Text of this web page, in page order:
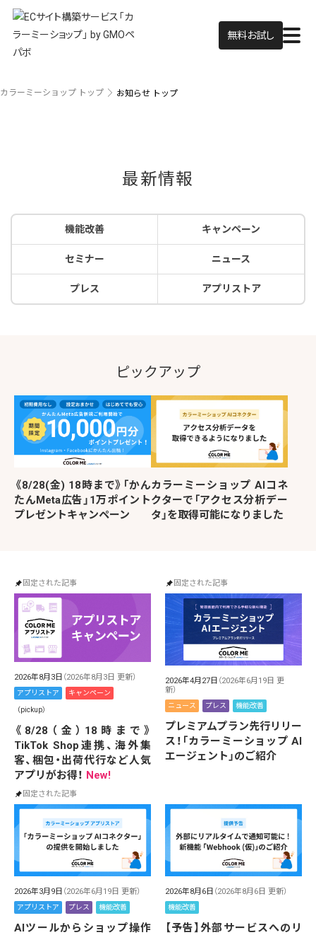
無料お試し
カラーミーショップ トップ お知らせ トップ
最新情報
機能改善 キャンペーン
セミナー ニュース
プレス アプリストア
ピックアップ
《8/28(金) 18時まで》「かん
たんMeta広告」1万ポイント
プレゼントキャンペーン
カラーミーショップ AIコネ
クターで「アクセス分析デー
タ」を取得可能になりました
固定された記事
2026年8月3日 （2026年8月3日 更新）
アプリストア キャンペーン
（pickup）
《8/28（金）18時まで》
TikTok Shop連携、海外集
客、梱包・出荷代行など人気
アプリがお得！ New!
固定された記事
2026年4月27日 （2026年6月19日 更
新）
ニュース プレス 機能改善
プレミアムプラン先行リリー
ス！「カラーミーショップ AI
エージェント」のご紹介
固定された記事
2026年3月9日 （2026年6月19日 更新）
アプリストア プレス 機能改善
AIツールからショップ操作
2026年8月6日 （2026年8月6日 更新）
機能改善
【予告】外部サービスへのリ